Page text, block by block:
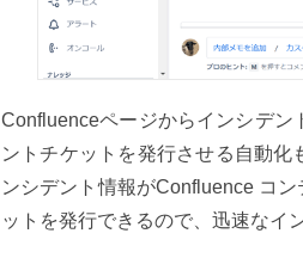
Confluenceページからインシデ
ントチケットを発行させる自動
ンシデント情報がConfluence コ
ットを発行できるので、迅速なイ